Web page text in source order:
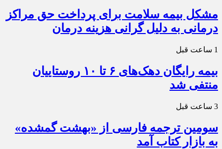
مشکل بیمه سلامت برای پرداخت حق مراکز
درمانی به دلیل گرانی هزینه درمان
1 ساعت قبل
بیمه رایگان دهک‌های ۶ تا ۱۰ روستاییان
منتفی شد
3 ساعت قبل
سومین ترجمه فارسی از «بهشت گمشده»
به بازار کتاب آمد